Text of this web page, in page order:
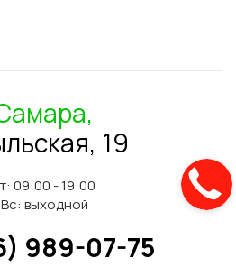
19
09:00 - 19:00
выходной
989-07-75